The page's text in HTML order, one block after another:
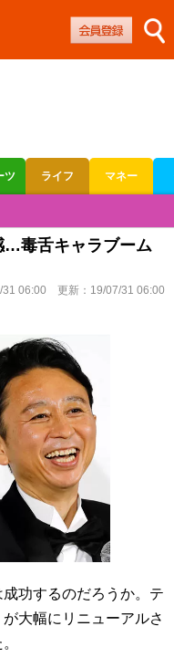
ツ ライフ マネー
…毒舌キャラブーム
31 06:00 更新： 19/07/31 06:00
功するのだろうか。テ
大幅にリニューアルさ